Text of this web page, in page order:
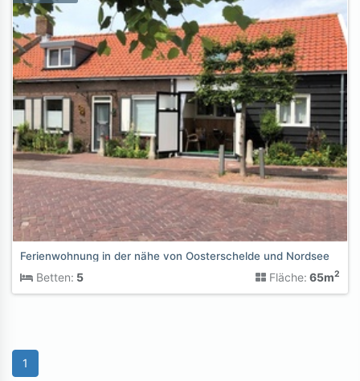
Ferienwohnung in der nähe von Oosterschelde und Nordsee
Betten: 5 Fläche: 65m2
1